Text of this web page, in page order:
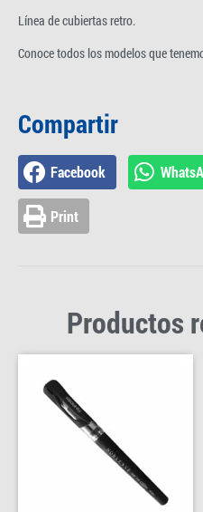
Línea de cubiertas retro.
Conoce todos los modelos que
Compartir
Facebook
Print
Productos